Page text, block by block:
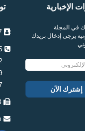
الإخبارية
في المجلة
يرجى إدخال بريدك
115 957 71 216+
109 957 71 216+